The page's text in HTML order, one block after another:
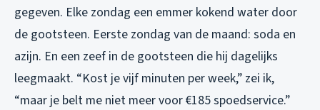
gegeven. Elke zondag een emmer kokend water door
de gootsteen. Eerste zondag van de maand: soda en
azijn. En een zeef in de gootsteen die hij dagelijks
leegmaakt. “Kost je vijf minuten per week,” zei ik,
“maar je belt me niet meer voor €185 spoedservice.”